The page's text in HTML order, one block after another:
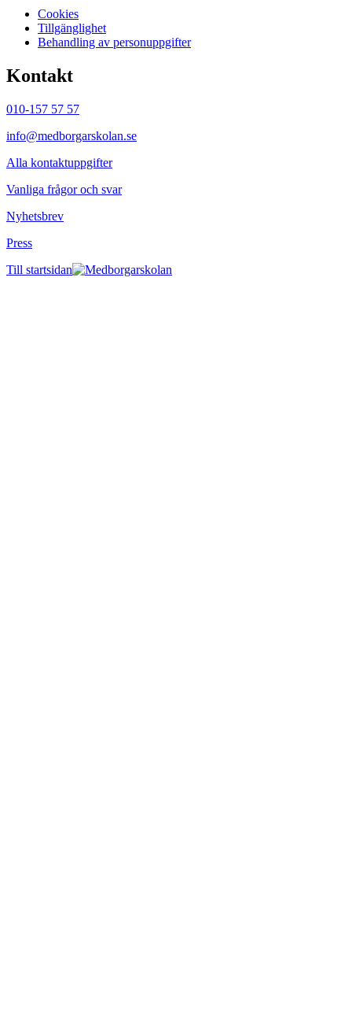
Cookies
Tillgänglighet
Behandling av personuppgifter
Kontakt
010-157 57 57
info@medborgarskolan.se
Alla kontaktuppgifter
Vanliga frågor och svar
Nyhetsbrev
Press
Till startsidan